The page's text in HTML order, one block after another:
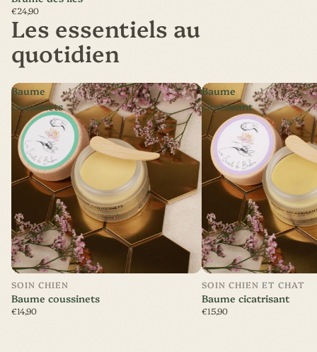
€24,90
Les essentiels au
quotidien
Baume
coussinets
SOIN CHIEN
Baume coussinets
€14,90
Baume
cicatrisant
SOIN CHIEN ET CHAT
Baume cicatrisant
€15,90